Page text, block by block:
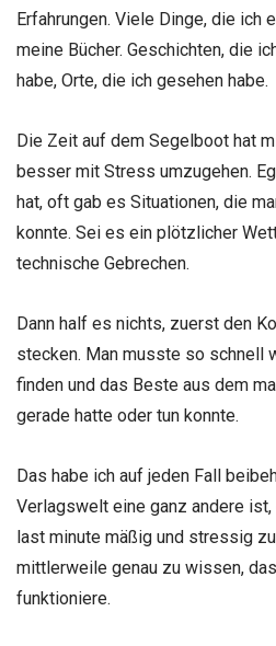
Erfahrungen. Viele Dinge, die ich
meine Bücher. Geschichten, die
habe, Orte, die ich gesehen habe.
Die Zeit auf dem Segelboot hat
besser mit Stress umzugehen.
hat, oft gab es Situationen, die
konnte. Sei es ein plötzlicher
technische Gebrechen.
Dann half es nichts, zuerst den
stecken. Man musste so schnell
finden und das Beste aus dem
gerade hatte oder tun konnte.
Das habe ich auf jeden Fall
Verlagswelt eine ganz andere
last minute mäßig und stressig
mittlerweile genau zu wissen,
funktioniere.